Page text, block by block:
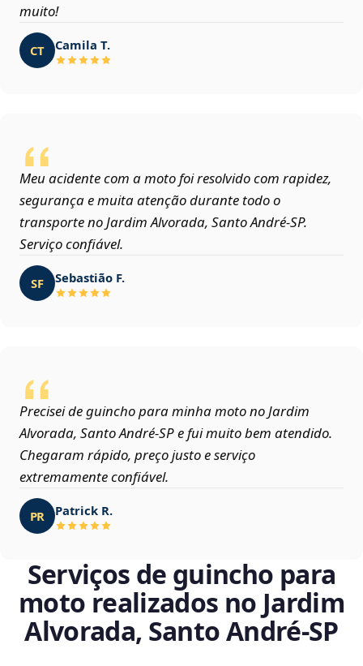
muito!
CT Camila T.
Meu acidente com a moto foi resolvido com rapidez,
segurança e muita atenção durante todo o
transporte no Jardim Alvorada, Santo André‑SP.
Serviço confiável.
SF Sebastião F.
Precisei de guincho para minha moto no Jardim
Alvorada, Santo André‑SP e fui muito bem atendido.
Chegaram rápido, preço justo e serviço
extremamente confiável.
PR Patrick R.
Serviços de guincho para
moto realizados no Jardim
Alvorada, Santo André‑SP